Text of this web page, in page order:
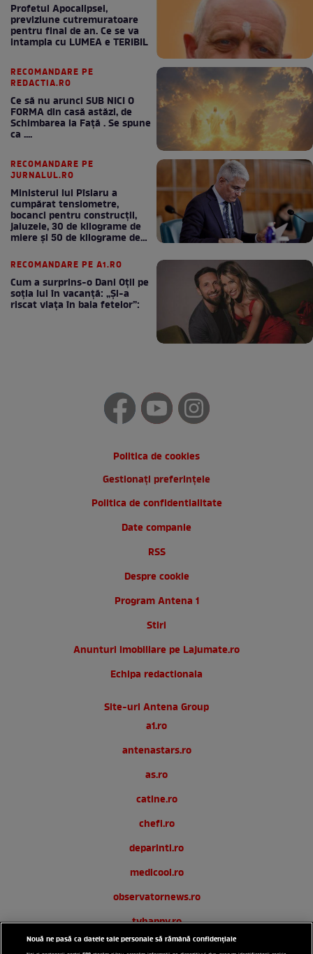
Profetul Apocalipsei,
previziune cutremuratoare
pentru final de an. Ce se va
intampla cu LUMEA e TERIBIL
RECOMANDARE PE
REDACTIA.RO
Ce să nu arunci SUB NICI O
FORMA din casă astăzi, de
Schimbarea la Față . Se spune
ca ....
RECOMANDARE PE
JURNALUL.RO
Ministerul lui Pîslaru a
cumpărat tensiometre,
bocanci pentru construcții,
jaluzele, 30 de kilograme de
miere și 50 de kilograme de
RECOMANDARE PE A1.RO
Cum a surprins-o Dani Oțil pe
soția lui în vacanță: „Și-a
riscat viața în baia fetelor”:
Politica de cookies
Gestionați preferințele
Politica de confidentialitate
Date companie
RSS
Despre cookie
Program Antena 1
Stiri
Anunturi imobiliare pe Lajumate.ro
Echipa redactionala
Site-uri Antena Group
a1.ro
antenastars.ro
as.ro
catine.ro
chefi.ro
deparinti.ro
medicool.ro
observatornews.ro
tvhappy.ro
useit.ro
Nouă ne pasă ca datele tale personale să rămână confidențiale